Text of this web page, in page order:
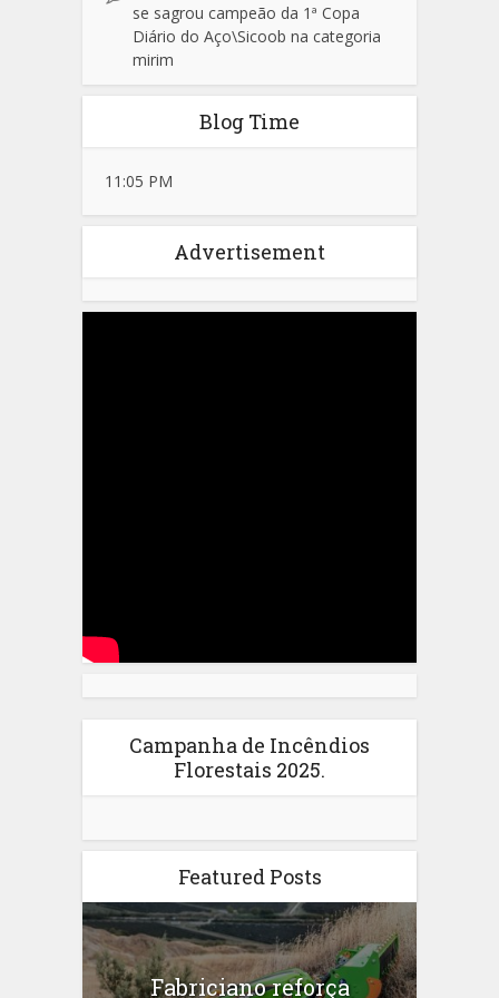
se sagrou campeão da 1ª Copa
Diário do Aço\Sicoob na categoria
mirim
Blog Time
11:05 PM
Advertisement
Campanha de Incêndios
Florestais 2025.
Featured Posts
Fabriciano reforça